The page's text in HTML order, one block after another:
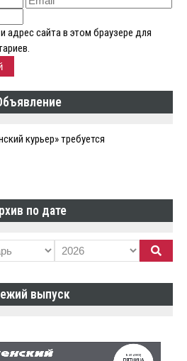
адрес сайта в этом браузере для
курьер» требуется
по дате
выпуск